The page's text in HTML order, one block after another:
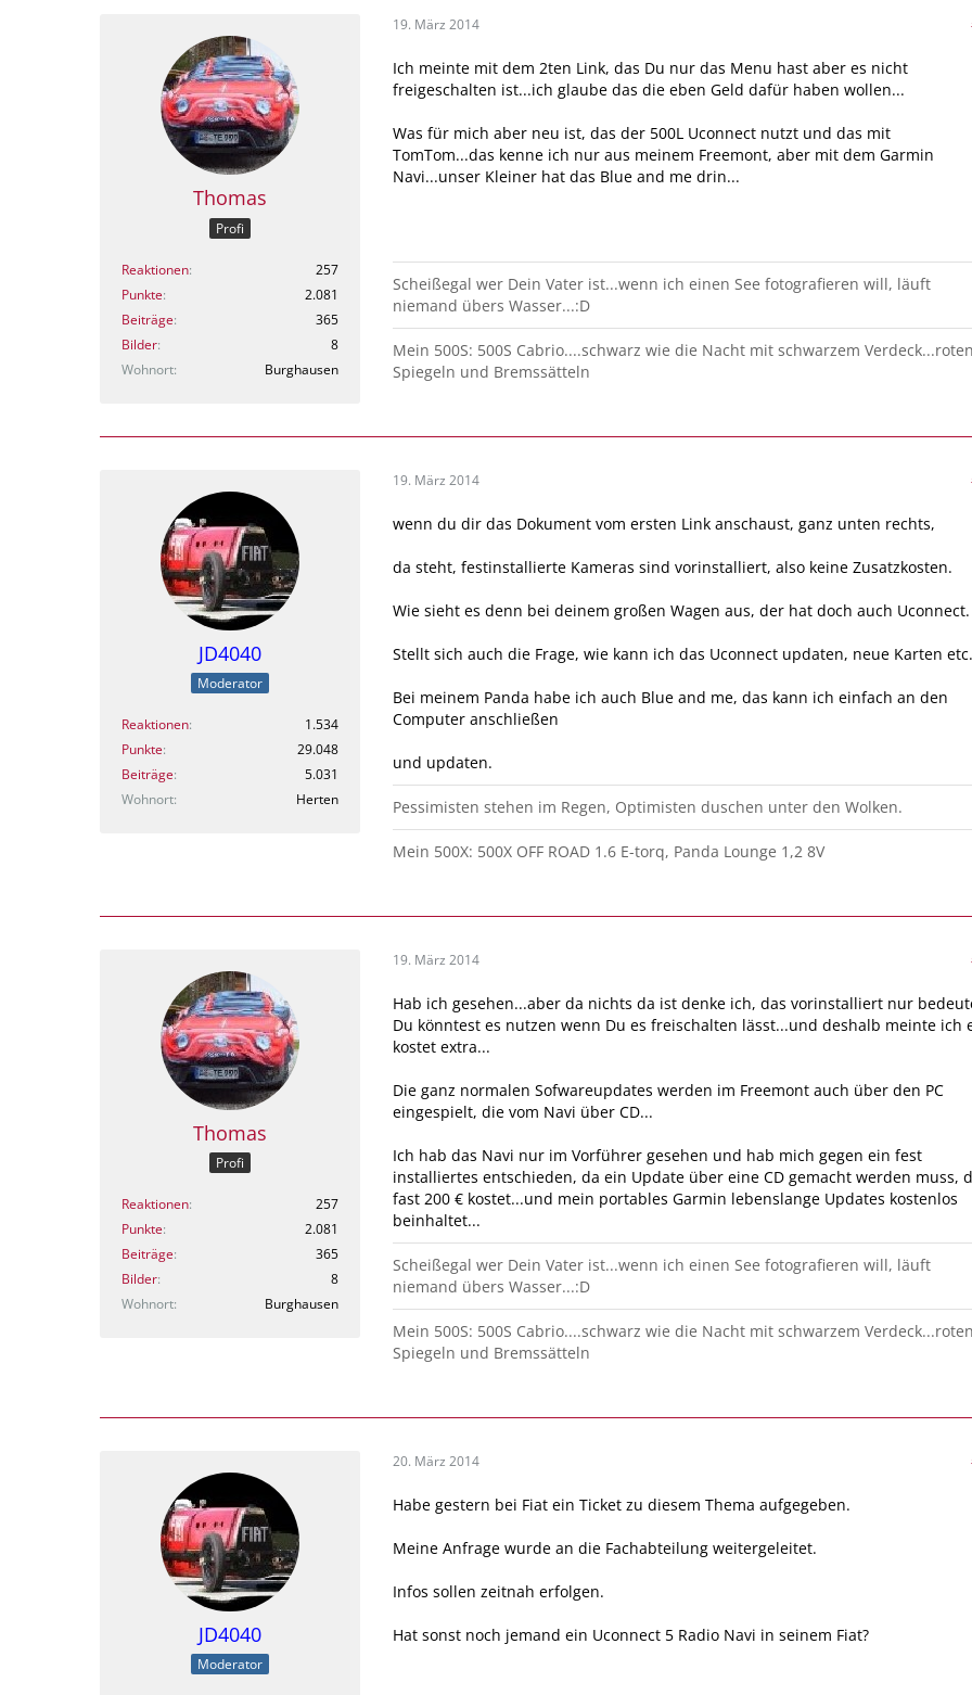
Thomas
Profi
Reaktionen
257
Punkte
2.081
Beiträge
365
Bilder
8
Wohnort
Burghausen
19. März 2014
Ich meinte mit dem 2ten Link, das Du nur das Menu hast aber es nicht
freigeschalten ist...ich glaube das die eben Geld dafür haben wollen...
Was für mich aber neu ist, das der 500L Uconnect nutzt und das mit
TomTom...das kenne ich nur aus meinem Freemont, aber mit dem Garmin
Navi...unser Kleiner hat das Blue and me drin...
Scheißegal wer Dein Vater ist...wenn ich einen See fotografieren will, läuft
niemand übers Wasser...:D
Mein 500S: 500S Cabrio....schwarz wie die Nacht mit schwarzem
Spiegeln und Bremssätteln
JD4040
Moderator
Reaktionen
1.534
Punkte
29.048
Beiträge
5.031
Wohnort
Herten
19. März 2014
wenn du dir das Dokument vom ersten Link anschaust, ganz unten rechts,
da steht, festinstallierte Kameras sind vorinstalliert, also keine Zusatzkosten.
Wie sieht es denn bei deinem großen Wagen aus, der hat doch auch Uconnect.
Stellt sich auch die Frage, wie kann ich das Uconnect updaten, neue Karten
Bei meinem Panda habe ich auch Blue and me, das kann ich einfach an den
Computer anschließen
und updaten.
Pessimisten stehen im Regen, Optimisten duschen unter den Wolken.
Mein 500X: 500X OFF ROAD 1.6 E-torq, Panda Lounge 1,2 8V
Thomas
Profi
Reaktionen
257
Punkte
2.081
Beiträge
365
Bilder
8
Wohnort
Burghausen
19. März 2014
Hab ich gesehen...aber da nichts da ist denke ich, das vorinstalliert nur
Du könntest es nutzen wenn Du es freischalten lässt...und deshalb meinte ich
kostet extra...
Die ganz normalen Sofwareupdates werden im Freemont auch über den PC
eingespielt, die vom Navi über CD...
Ich hab das Navi nur im Vorführer gesehen und hab mich gegen ein fest
installiertes entschieden, da ein Update über eine CD gemacht werden muss,
fast 200 € kostet...und mein portables Garmin lebenslange Updates kostenlos
beinhaltet...
Scheißegal wer Dein Vater ist...wenn ich einen See fotografieren will, läuft
niemand übers Wasser...:D
Mein 500S: 500S Cabrio....schwarz wie die Nacht mit schwarzem
Spiegeln und Bremssätteln
JD4040
Moderator
20. März 2014
Habe gestern bei Fiat ein Ticket zu diesem Thema aufgegeben.
Meine Anfrage wurde an die Fachabteilung weitergeleitet.
Infos sollen zeitnah erfolgen.
Hat sonst noch jemand ein Uconnect 5 Radio Navi in seinem Fiat?